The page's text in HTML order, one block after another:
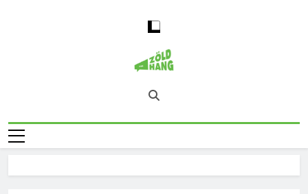
Magyarország
Zöld Hangja
Zöld Hang – Természet, Klímaváltozás,
Fenntarthatóság, Jövő